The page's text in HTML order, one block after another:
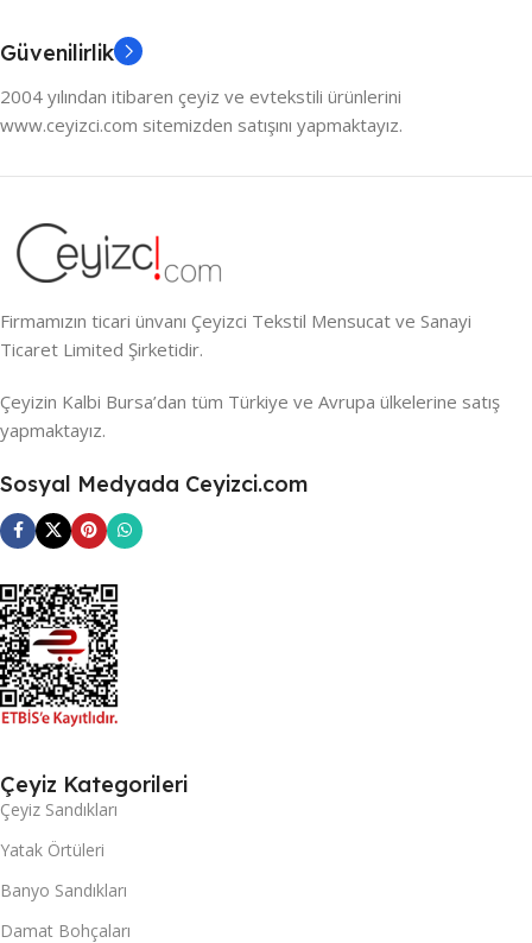
Güvenilirlik
2004 yılından itibaren çeyiz ve evtekstili ürünlerini
www.ceyizci.com sitemizden satışını yapmaktayız.
Firmamızın ticari ünvanı Çeyizci Tekstil Mensucat ve Sanayi
Ticaret Limited Şirketidir.
Çeyizin Kalbi Bursa’dan tüm Türkiye ve Avrupa ülkelerine satış
yapmaktayız.
Sosyal Medyada Ceyizci.com
Çeyiz Kategorileri
Çeyiz Sandıkları
Yatak Örtüleri
Banyo Sandıkları
Damat Bohçaları